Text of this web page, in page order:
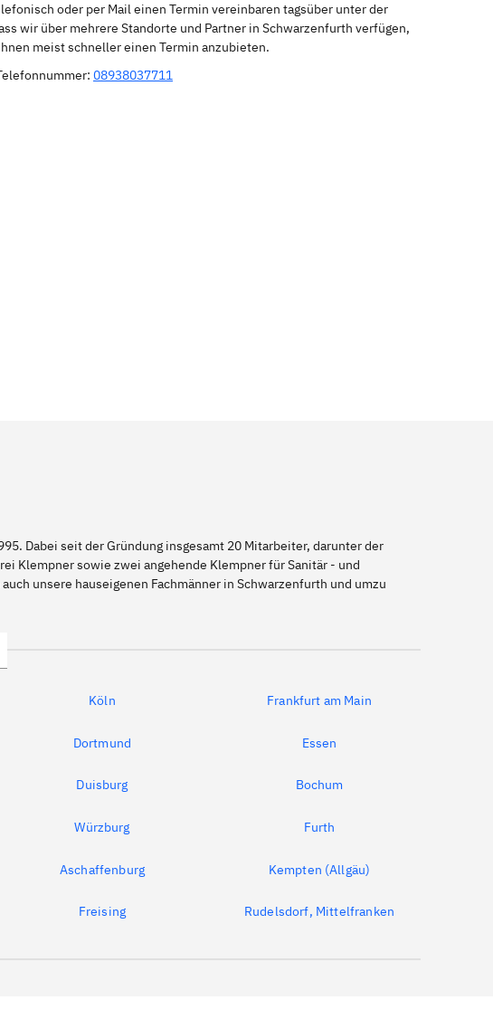
oder per Mail einen Termin vereinbaren tagsüber unter der
wir über mehrere Standorte und Partner in Schwarzenfurth verfügen,
meist schneller einen Termin anzubieten.
08938037711
Dabei seit der Gründung insgesamt 20 Mitarbeiter, darunter der
Klempner sowie zwei angehende Klempner für Sanitär - und
unsere hauseigenen Fachmänner in Schwarzenfurth und umzu
Köln Frankfurt am Main
Dortmund Essen
Duisburg Bochum
Würzburg Furth
Aschaffenburg Kempten (Allgäu)
Freising Rudelsdorf, Mittelfranken